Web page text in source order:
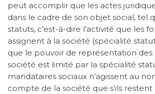
peut accomplir que les actes
dans le cadre de son objet social, tel
statuts, c’est-à-dire l’activité que les
assignent à la société (spécialité
que le pouvoir de représentation des
société est limité par la spécialité
mandataires sociaux n’agissent au
compte de la société que s’ils restent